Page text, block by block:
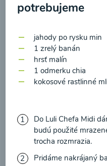
Zeleninová
medvedím
potrebujeme
jahody po rysku min
1 zrelý banán
hrsť malín
1 odmerku chia
kokosové rastlinné
Do Luli Chefa Midi
budú použité
trocha rozmrazia.
Pridáme nakrájaný
prečítal(a)
údajov
a súhlasím s